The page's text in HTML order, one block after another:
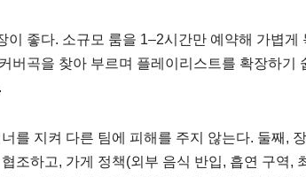
좋다. 소규모 룸을 1–2시간만 예약해 가볍
버곡을 찾아 부르며 플레이리스트를 확장하
를 지켜 다른 팀에 피해를 주지 않는다. 둘째,
조하고, 가게 정책(외부 음식 반입, 흡연 구역,